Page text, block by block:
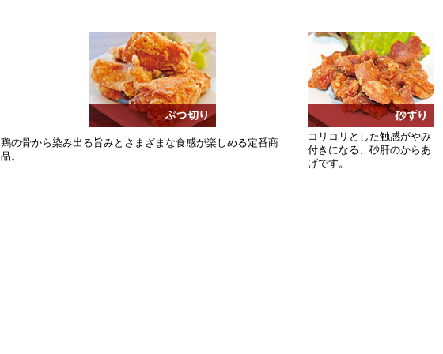
鶏の骨から染み出る旨みとさまざまな食感が楽しめる定番商
品。
コリコリとした触感がやみ
付きになる、砂肝のからあ
げです。